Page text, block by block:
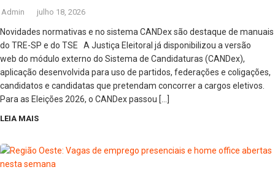
Admin julho 18, 2026
Novidades normativas e no sistema CANDex são destaque de manuais
do TRE-SP e do TSE A Justiça Eleitoral já disponibilizou a versão
web do módulo externo do Sistema de Candidaturas (CANDex),
aplicação desenvolvida para uso de partidos, federações e coligações,
candidatos e candidatas que pretendam concorrer a cargos eletivos.
Para as Eleições 2026, o CANDex passou […]
LEIA MAIS